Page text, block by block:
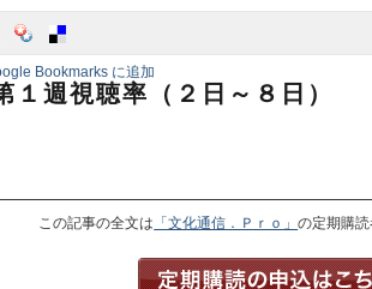
１週視聴率（２日～８日）
この記事の全文は 「文化通信．Ｐｒｏ」の定期購